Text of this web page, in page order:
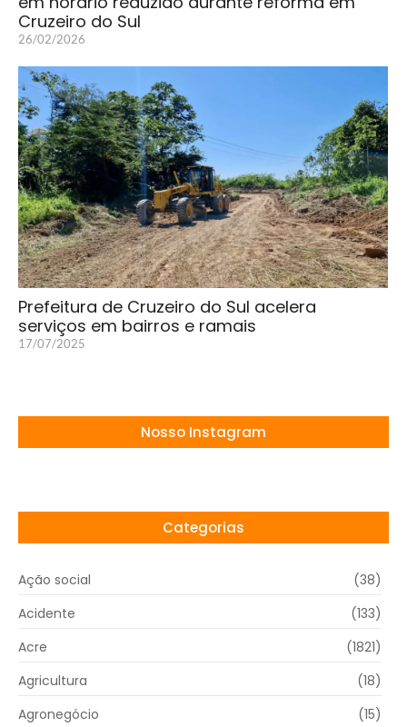
Cruzeiro do Sul
26/02/2026
Prefeitura de Cruzeiro do Sul acelera
serviços em bairros e ramais
17/07/2025
Nosso Instagram
Categorias
Ação social
(38)
Acidente
(133)
Acre
(1821)
Agricultura
(18)
Agronegócio
(15)